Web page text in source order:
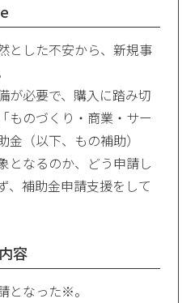
とした不安から、新規事
が必要で、購入に踏み切
ものづくり・商業・サー
金（以下、もの補助）
となるのか、どう申請し
、補助金申請支援をして
容
となった※。